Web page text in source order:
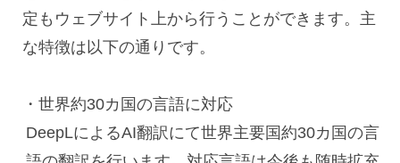
定もウェブサイト上から行うことができます。主
な特徴は以下の通りです。
・世界約30カ国の言語に対応
DeepLによるAI翻訳にて世界主要国約30カ国の言